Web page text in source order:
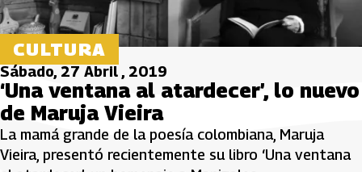
CULTURA
Sábado, 27 Abril , 2019
‘Una ventana al atardecer’, lo nuevo
de Maruja Vieira
La mamá grande de la poesía colombiana, Maruja
Vieira, presentó recientemente su libro ‘Una ventana